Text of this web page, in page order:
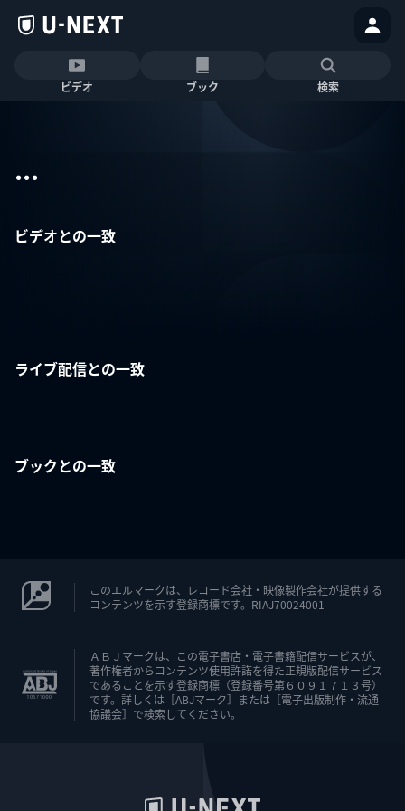
ビデオ ブック 検索
...
ビデオとの一致
ライブ配信との一致
ブックとの一致
このエルマークは、レコード会社・映像製作会社が提供する
コンテンツを示す登録商標です。RIAJ70024001
ＡＢＪマークは、この電子書店・電子書籍配信サービスが、
著作権者からコンテンツ使用許諾を得た正規版配信サービス
であることを示す登録商標（登録番号第６０９１７１３号）
です。詳しくは［ABJマーク］または［電子出版制作・流通
協議会］で検索してください。